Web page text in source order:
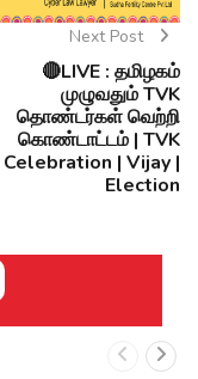
Next Post
🔴LIVE : தமிழகம்
முழுவதும் TVK
தொண்டர்கள் வெற்றி
கொண்டாட்டம் | TVK
Celebration | Vijay |
Election